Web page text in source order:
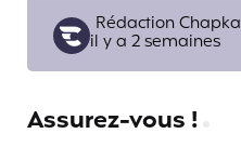
Posted
by
Rédaction Chapka
il y a 2 semaines
Assurez-vous !